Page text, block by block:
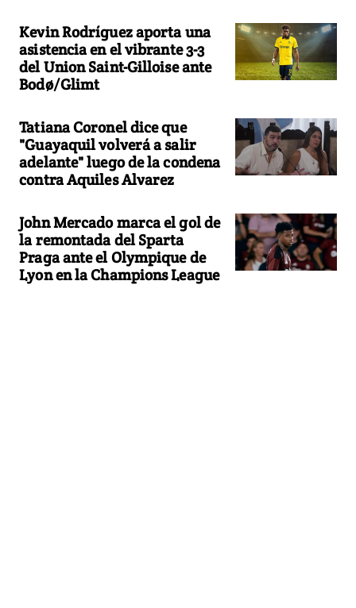
Kevin Rodríguez aporta una
asistencia en el vibrante 3-3
del Union Saint-Gilloise ante
Bodø/Glimt
Tatiana Coronel dice que
"Guayaquil volverá a salir
adelante" luego de la condena
contra Aquiles Alvarez
John Mercado marca el gol de
la remontada del Sparta
Praga ante el Olympique de
Lyon en la Champions League